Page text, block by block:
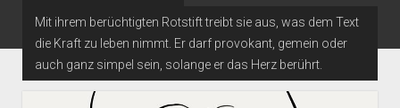
Schreibtipps
open
dropdown
menu
Handwerk
Formalia
Autor_innenleben
Über mich
Mit ihrem berüchtigten Rotstift treibt sie aus, was dem Text
die Kraft zu leben nimmt. Er darf provokant, gemein oder
auch ganz simpel sein, solange er das Herz berührt.